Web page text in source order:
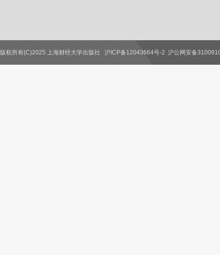
联系我们
版权所有(C)2025 上海财经大学出版社 沪ICP备12043664号-2 沪公网安备